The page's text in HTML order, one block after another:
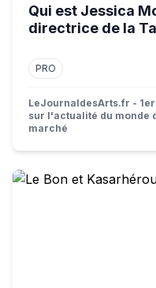
Qui est Jessica
directrice de la
PRO
LeJournaldesArts.fr -
sur l'actualité du monde
marché
Le Bon et Kasarhérou